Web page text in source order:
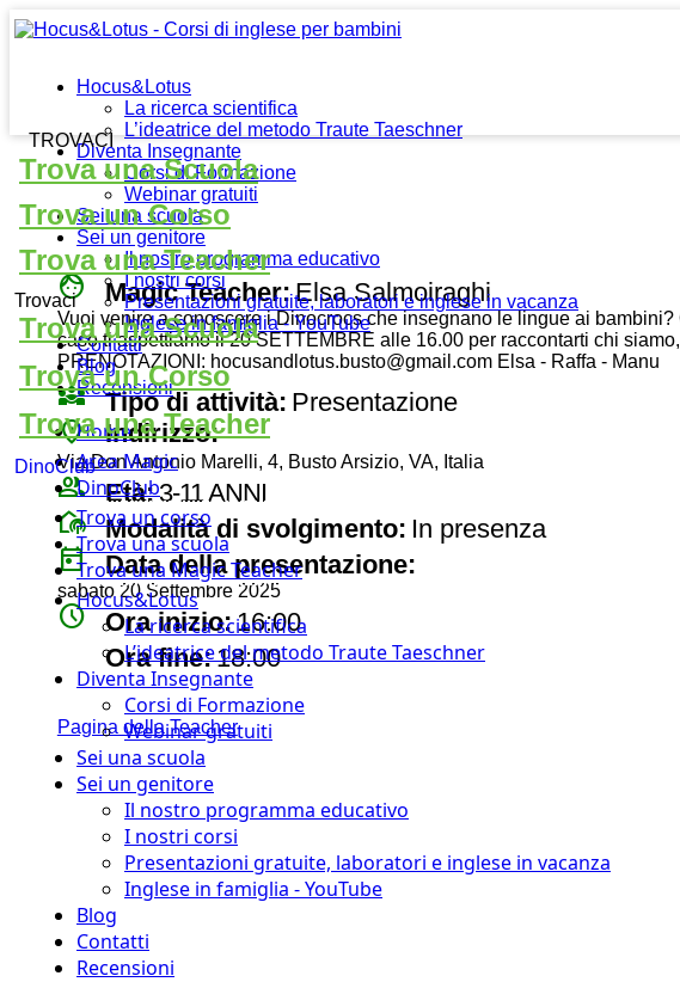
Hocus&Lotus
La ricerca scientifica
L’ideatrice del metodo Traute Taeschner
Diventa Insegnante
Corsi di Formazione
Webinar gratuiti
Sei una scuola
Sei un genitore
Il nostro programma educativo
I nostri corsi
Presentazioni gratuite, laboratori e inglese in vacanza
Inglese in famiglia - YouTube
Contatti
Blog
Recensioni
Home
Area Magic
DinoClub
Trova un corso
Trova una scuola
Trova una Magic Teacher
Hocus&Lotus
La ricerca scientifica
L’ideatrice del metodo Traute Taeschner
Diventa Insegnante
Corsi di Formazione
Webinar gratuiti
Sei una scuola
Sei un genitore
Il nostro programma educativo
I nostri corsi
Presentazioni gratuite, laboratori e inglese in vacanza
Inglese in famiglia - YouTube
Blog
Contatti
Recensioni
TROVACI
Trova una Scuola
Trova un Corso
Trova una Teacher
Trovaci
Trova una Scuola
Trova un Corso
Trova una Teacher
DinoClub
face Magic Teacher:Elsa Salmoiraghi
Vuoi venire a conoscere i Dinocrocs che insegnano le lingue ai
caso ti aspettiamo il 20 SETTEMBRE alle 16.00 per raccontarti chi
PRENOTAZIONI: hocusandlotus.busto@gmail.com Elsa - Raffa - Manu
diversity_3 Tipo di attività: Presentazione
place Indirizzo:
Via Don Antonio Marelli, 4, Busto Arsizio, VA, Italia
group Età:3-11 ANNI
broadcast_on_personal Modalità di svolgimento: In presenza
today Data della presentazione:
sabato 20 Settembre 2025
watch_later Ora inizio:16:00
Ora fine:18:00
Pagina della Teacher